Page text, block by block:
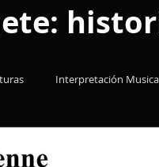
Interpretación